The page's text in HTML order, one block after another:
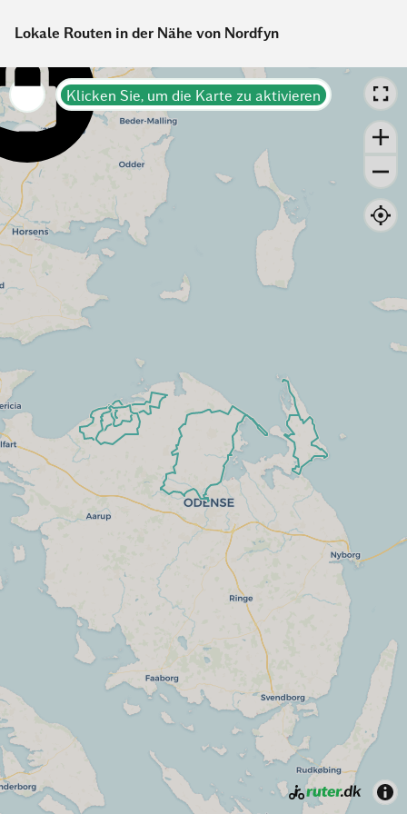
Lokale Routen in der Nähe von Nordfyn
Klicken Sie, um die Karte zu aktivieren